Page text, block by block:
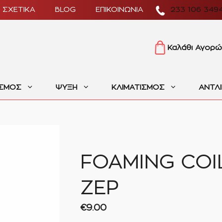
233 106
ΣΧΕΤΙΚΑ BLOG ΕΠΙΚΟΙΝΩΝΙΑ
Καλάθι
ΨΥΞΗ ΚΛΙΜΑΤΙΣΜΟΣ
FOAMING
ZEP
€9.00